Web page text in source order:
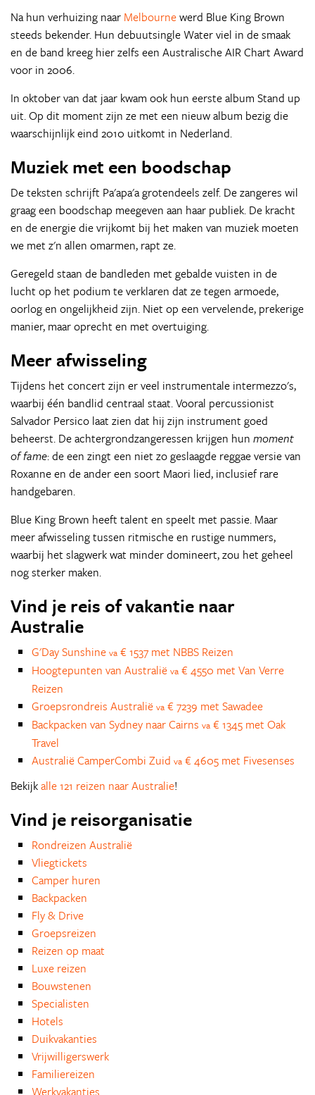
Na hun verhuizing naar Melbournewerd Blue King Brown
steeds bekender. Hun debuutsingle Water viel in de smaak
en de band kreeg hier zelfs een Australische AIR Chart Award
voor in 2006.
In oktober van dat jaar kwam ook hun eerste album Stand up
uit. Op dit moment zijn ze met een nieuw album bezig die
waarschijnlijk eind 2010 uitkomt in Nederland.
Muziek met een boodschap
De teksten schrijft Pa'apa'a grotendeels zelf. De zangeres wil
graag een boodschap meegeven aan haar publiek. De kracht
en de energie die vrijkomt bij het maken van muziek moeten
we met z'n allen omarmen, rapt ze.
Geregeld staan de bandleden met gebalde vuisten in de
lucht op het podium te verklaren dat ze tegen armoede,
oorlog en ongelijkheid zijn. Niet op een vervelende, prekerige
manier, maar oprecht en met overtuiging.
Meer afwisseling
Tijdens het concert zijn er veel instrumentale intermezzo's,
waarbij één bandlid centraal staat. Vooral percussionist
Salvador Persico laat zien dat hij zijn instrument goed
beheerst. De achtergrondzangeressen krijgen hun moment
of fame: de een zingt een niet zo geslaagde reggae versie van
Roxanne en de ander een soort Maori lied, inclusief rare
handgebaren.
Blue King Brown heeft talent en speelt met passie. Maar
meer afwisseling tussen ritmische en rustige nummers,
waarbij het slagwerk wat minder domineert, zou het geheel
nog sterker maken.
Vind je reis of vakantie naar
Australie
G'Day Sunshine va € 1537 met NBBS Reizen
Hoogtepunten van Australië va € 4550 met Van Verre
Reizen
Groepsrondreis Australië va € 7239 met Sawadee
Backpacken van Sydney naar Cairns va € 1345 met Oak
Travel
Australië CamperCombi Zuid va € 4605 met Fivesenses
Bekijkalle 121 reizen naar Australie!
Vind je reisorganisatie
Rondreizen Australië
Vliegtickets
Camper huren
Backpacken
Fly & Drive
Groepsreizen
Reizen op maat
Luxe reizen
Bouwstenen
Specialisten
Hotels
Duikvakanties
Vrijwilligerswerk
Familiereizen
Werkvakanties